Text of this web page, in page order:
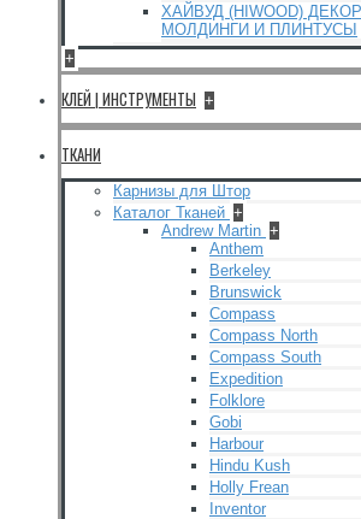
ХАЙВУД (HIWOOD)
МОЛДИНГИ И ПЛИНТУСЫ
+
КЛЕЙ | ИНСТРУМЕНТЫ +
ТКАНИ
Карнизы для Штор
Каталог Тканей +
Andrew Martin +
Anthem
Berkeley
Brunswick
Compass
Compass North
Compass South
Expedition
Folklore
Gobi
Harbour
Hindu Kush
Holly Frean
Inventor